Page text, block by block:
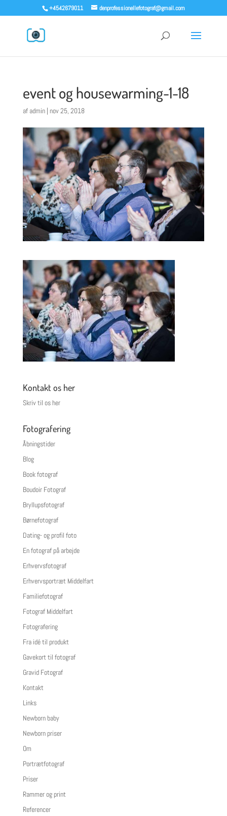
+4542679011 denprofessionellefotograf@gmail.com
event og housewarming-1-18
af admin| nov 25, 2018
Kontakt os her
Skriv til os her
Fotografering
Åbningstider
Blog
Book fotograf
Boudoir Fotograf
Bryllupsfotograf
Børnefotograf
Dating- og profil foto
En fotograf på arbejde
Erhvervsfotograf
Erhvervsportræt Middelfart
Familiefotograf
Fotograf Middelfart
Fotografering
Fra idé til produkt
Gavekort til fotograf
Gravid Fotograf
Kontakt
Links
Newborn baby
Newborn priser
Om
Portrætfotograf
Priser
Rammer og print
Referencer